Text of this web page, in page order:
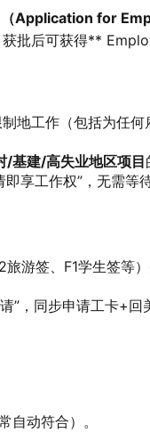
（Application for
获批后可获得**
地工作（包括为任
/基建/高失业地区项目
即享工作权”，无需
旅游签、F1学生签等
”，同步申请工卡+
自动符合）。